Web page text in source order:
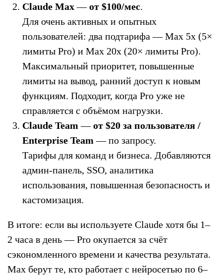
Claude Max—от $100/мес.
Для очень активных и опытных
пользователей: два подтарифа — Max 5x (5×
лимиты Pro) и Max 20x (20× лимиты Pro).
Максимальный приоритет, повышенные
лимиты на вывод, ранний доступ к новым
функциям. Подходит, когда Pro уже не
справляется с объёмом нагрузки.
Claude Team—от $20 за пользователя /
Enterprise Team— по запросу.
Тарифы для команд и бизнеса. Добавляются
админ-панель, SSO, аналитика
использования, повышенная безопасность и
кастомизация.
В итоге: если вы используете Claude хотя бы 1–
2 часа в день — Pro окупается за счёт
сэкономленного времени и качества результата.
Max берут те, кто работает с нейросетью по 6–